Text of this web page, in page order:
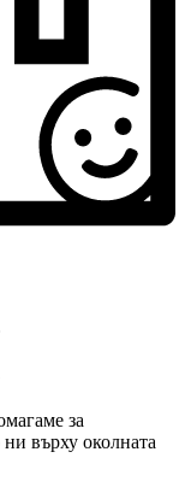
за
върху околната